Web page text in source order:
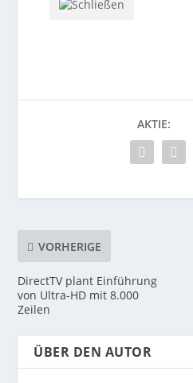
AKTIE:
VORHERIGE
DirectTV plant Einführung
von Ultra-HD mit 8.000
Zeilen
ÜBER DEN AUTOR